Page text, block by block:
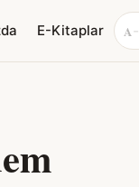
E-Kitaplar A −